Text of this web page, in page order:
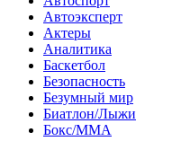
Автоэксперт
Актеры
Аналитика
Баскетбол
Безопасность
Безумный мир
Биатлон/Лыжи
Бокс/MMA